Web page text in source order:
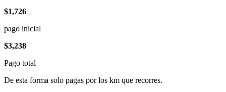
$1,726
pago inicial
$3,238
Pago total
De esta forma solo pagas por los km que recorres.